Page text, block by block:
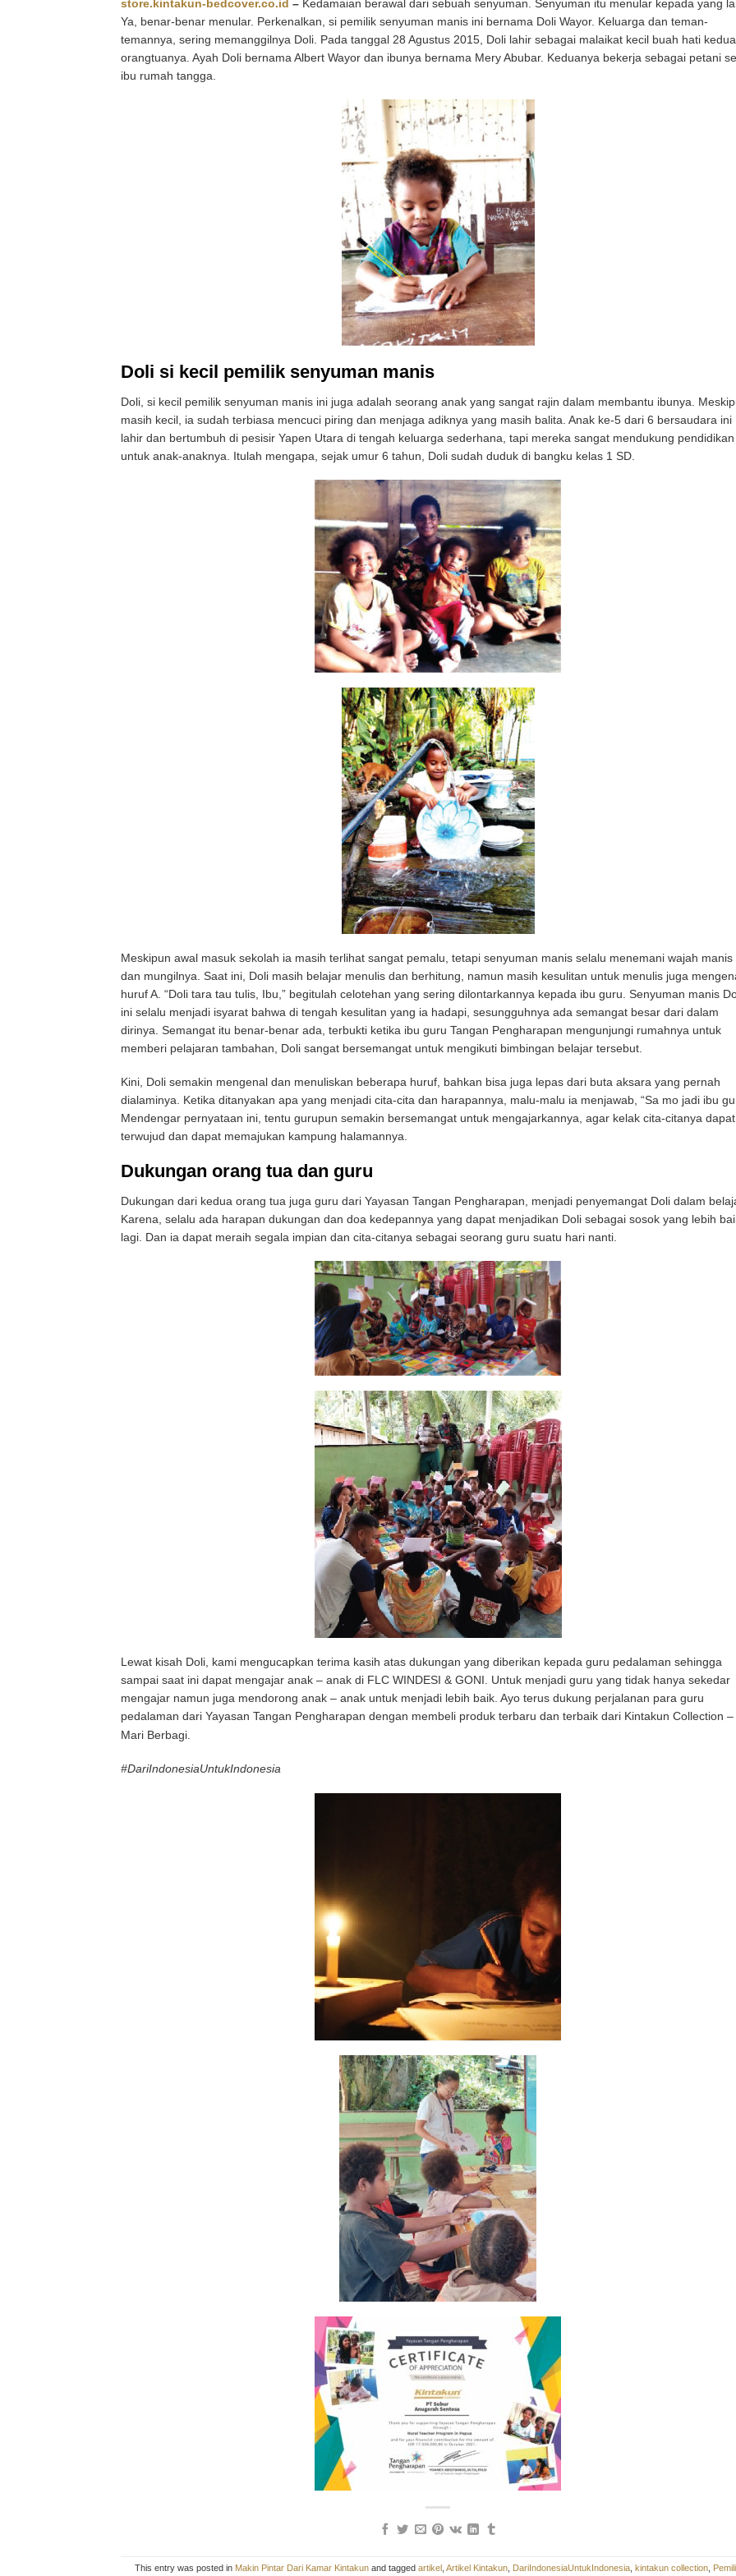
store.kintakun-bedcover.co.id – Kedamaian berawal dari sebuah senyuman. Senyuman itu menular kepada yang
Ya, benar-benar menular. Perkenalkan, si pemilik senyuman manis ini bernama Doli Wayor. Keluarga dan teman-
temannya, sering memanggilnya Doli. Pada tanggal 28 Agustus 2015, Doli lahir sebagai malaikat kecil buah hati kedua
orangtuanya. Ayah Doli bernama Albert Wayor dan ibunya bernama Mery Abubar. Keduanya bekerja sebagai petani
ibu rumah tangga.
Doli si kecil pemilik senyuman manis
Doli, si kecil pemilik senyuman manis ini juga adalah seorang anak yang sangat rajin dalam membantu ibunya.
masih kecil, ia sudah terbiasa mencuci piring dan menjaga adiknya yang masih balita. Anak ke-5 dari 6 bersaudara ini
lahir dan bertumbuh di pesisir Yapen Utara di tengah keluarga sederhana, tapi mereka sangat mendukung pendidikan
untuk anak-anaknya. Itulah mengapa, sejak umur 6 tahun, Doli sudah duduk di bangku kelas 1 SD.
Meskipun awal masuk sekolah ia masih terlihat sangat pemalu, tetapi senyuman manis selalu menemani wajah manis
dan mungilnya. Saat ini, Doli masih belajar menulis dan berhitung, namun masih kesulitan untuk menulis juga
huruf A. “Doli tara tau tulis, Ibu,” begitulah celotehan yang sering dilontarkannya kepada ibu guru. Senyuman manis
ini selalu menjadi isyarat bahwa di tengah kesulitan yang ia hadapi, sesungguhnya ada semangat besar dari dalam
dirinya. Semangat itu benar-benar ada, terbukti ketika ibu guru Tangan Pengharapan mengunjungi rumahnya untuk
memberi pelajaran tambahan, Doli sangat bersemangat untuk mengikuti bimbingan belajar tersebut.
Kini, Doli semakin mengenal dan menuliskan beberapa huruf, bahkan bisa juga lepas dari buta aksara yang pernah
dialaminya. Ketika ditanyakan apa yang menjadi cita-cita dan harapannya, malu-malu ia menjawab, “Sa mo jadi ibu
Mendengar pernyataan ini, tentu gurupun semakin bersemangat untuk mengajarkannya, agar kelak cita-citanya dapat
terwujud dan dapat memajukan kampung halamannya.
Dukungan orang tua dan guru
Dukungan dari kedua orang tua juga guru dari Yayasan Tangan Pengharapan, menjadi penyemangat Doli dalam
Karena, selalu ada harapan dukungan dan doa kedepannya yang dapat menjadikan Doli sebagai sosok yang lebih
lagi. Dan ia dapat meraih segala impian dan cita-citanya sebagai seorang guru suatu hari nanti.
Lewat kisah Doli, kami mengucapkan terima kasih atas dukungan yang diberikan kepada guru pedalaman sehingga
sampai saat ini dapat mengajar anak – anak di FLC WINDESI & GONI. Untuk menjadi guru yang tidak hanya sekedar
mengajar namun juga mendorong anak – anak untuk menjadi lebih baik. Ayo terus dukung perjalanan para guru
pedalaman dari Yayasan Tangan Pengharapan dengan membeli produk terbaru dan terbaik dari Kintakun Collection –
Mari Berbagi.
#DariIndonesiaUntukIndonesia
This entry was posted in Makin Pintar Dari Kamar Kintakun and taggedartikel ,Artikel Kintakun DariIndonesiaUntukIndonesia kintakun collection